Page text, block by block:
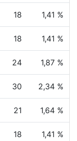
18 1,41 %
18 1,41 %
24 1,87 %
30 2,34 %
21 1,64 %
18 1,41 %